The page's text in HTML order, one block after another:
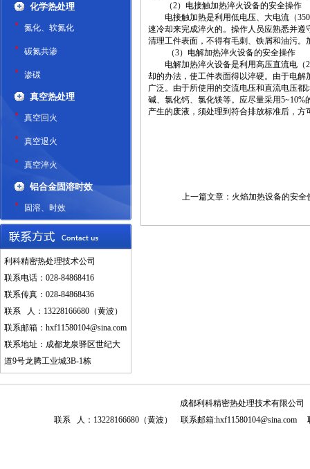
化学热处理
氮化、软氮化
碳氮共渗
渗碳
真空热处理
真空回火
真空退火
真空淬火
铝合金固溶时效
固溶、时效
利科精密热处理技术公司
联系电话：028-84868416
联系传真：028-84868436
联系 人：13228166680（黄波）
联系邮箱： hxf11580104@sina.com
联系地址：成都龙泉驿区世纪大
道9号龙腾工业城3B-1栋
（2）电接触加热淬火设备的安全操作
电接触加热是利用低电压、大电流（
速冷却来完成淬火的。操作人员应熟悉并
清理工件表面，不得有毛刺、铁屑和油污
（3）电解加热淬火设备的安全操作
电解加热淬火设备是利用高压直流电（
却的办法，使工件表面得以淬硬。由于电
广泛。由于所使用的交流电压和直流电压
碱、氯化钙、氯化镁等。应尽量采用
产生的废液，须处理到符合排放标准后，方
上一篇文章： 火焰加热设备的安全
成都利科精密热处理技术有限公司
联系 人：13228166680（黄波） 联系邮箱:hxf11580104@sina.com